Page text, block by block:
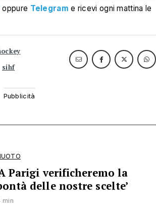
oppure Telegram e ricevi ogni mattina le
sihf
Parigi verificheremo la
delle nostre scelte’
min